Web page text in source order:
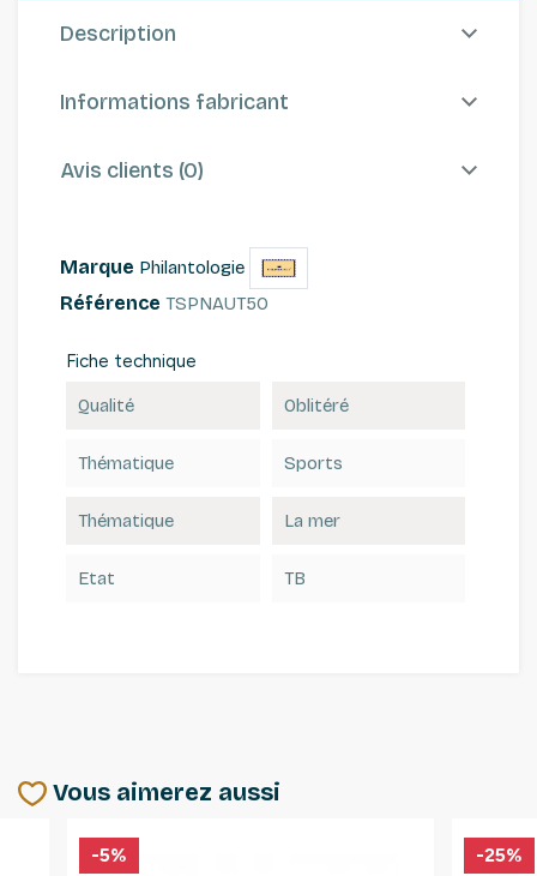
Description
Informations fabricant
Avis clients (0)
Marque Philantologie
Référence TSPNAUT50
Fiche technique
Qualité Oblitéré
Thématique Sports
Thématique La mer
Etat TB
Vous aimerez aussi
-5% -25%